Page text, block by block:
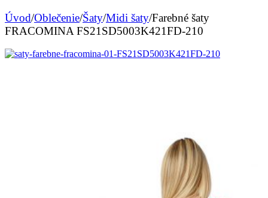
Úvod/Oblečenie/Šaty/Midi šaty/Farebné šaty
FRACOMINA FS21SD5003K421FD-210